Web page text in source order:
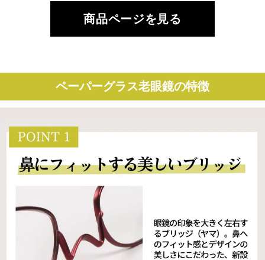
商品ページを見る
ペーパーグラス老眼鏡の特徴